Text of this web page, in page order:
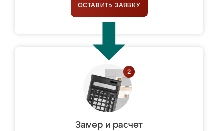
ОСТАВИТЬ ЗАЯВКУ
Замер и расчет